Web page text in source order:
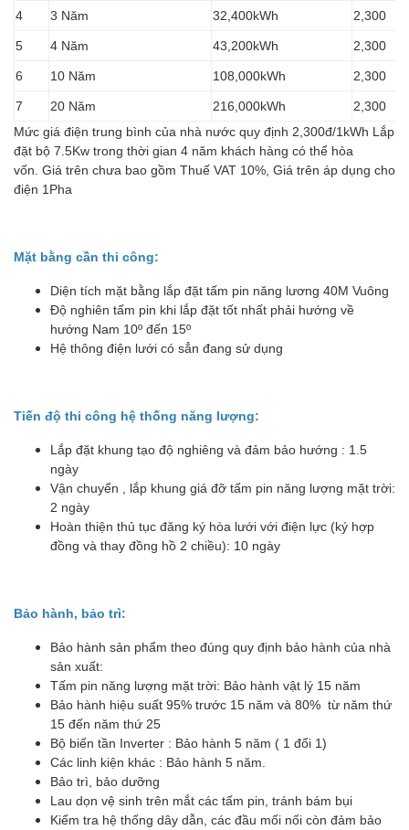
4 3 Năm 32,400kWh
2,300
5
4 Năm 43,200kWh
2,300
6
10 Năm 108,000kWh
2,300
7
20 Năm 216,000kWh
2,300
Mức giá điện trung bình của nhà nước quy định 2,300đ/1kWh Lắp
đặt bộ 7.5Kw trong thời gian 4 năm khách hàng có thể hòa
vốn. Giá trên chưa bao gồm Thuế VAT 10%, Giá trên áp dụng cho
điện 1Pha
Mặt bằng cần thi công:
Diện tích mặt bằng lắp đặt tấm pin năng lương 40M Vuông
Độ nghiên tấm pin khi lắp đặt tốt nhất phải hướng về
hướng Nam 10º đến 15º
Hệ thông điện lưới có sẳn đang sử dụng
Tiến độ thi công hệ thống năng lượng:
Lắp đặt khung tạo độ nghiêng và đảm bảo hướng : 1.5
ngày
Vận chuyển , lắp khung giá đỡ tấm pin năng lượng mặt trời:
2 ngày
Hoàn thiện thủ tục đăng ký hòa lưới với điện lực (ký hợp
đồng và thay đồng hồ 2 chiều): 10 ngày
Bảo hành, bảo trì:
Bảo hành sản phẩm theo đúng quy định bảo hành của nhà
sản xuất:
Tấm pin năng lượng mặt trời: Bảo hành vật lý 15 năm
Bảo hành hiệu suất 95% trước 15 năm và 80% từ năm thứ
15 đến năm thứ 25
Bộ biến tần Inverter : Bảo hành 5 năm ( 1 đổi 1)
Các linh kiện khác : Bảo hành 5 năm.
Bảo trì, bảo dưỡng
Lau dọn vệ sinh trên mắt các tấm pin, tránh bám bụi
Kiểm tra hệ thống dây dẫn, các đầu mối nối còn đảm bảo